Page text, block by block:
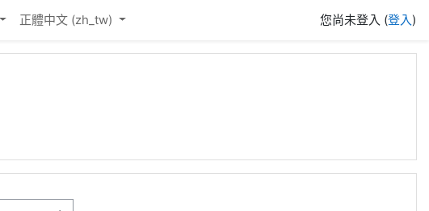
正體中文 ‎(zh_tw)‎ 您尚未登入 (登入)